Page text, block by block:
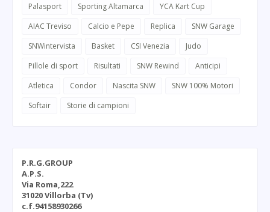
Palasport
Sporting Altamarca
YCA Kart Cup
AIAC Treviso
Calcio e Pepe Replica
SNW Garage
SNWintervista
Basket CSI Venezia
Judo
Pillole di sport
Risultati SNW Rewind
Anticipi
Atletica
Condor Nascita SNW
SNW 100% Motori
Softair
Storie di campioni
P.R.G.GROUP
A.P.S.
Via Roma,222
31020 Villorba (Tv)
c.f.94158930266